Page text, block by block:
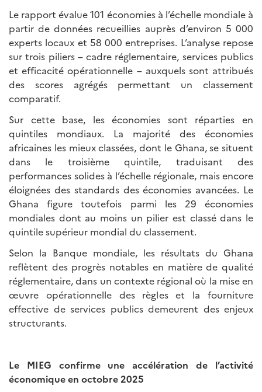
Le rapport évalue 101 économies à l’échelle mondiale à
partir de données recueillies auprès d’environ 5 000
experts locaux et 58 000 entreprises. L’analyse repose
sur trois piliers – cadre réglementaire, services publics
et efficacité opérationnelle – auxquels sont attribués
des scores agrégés permettant un classement
comparatif.
Sur cette base, les économies sont réparties en
quintiles mondiaux. La majorité des économies
africaines les mieux classées, dont le Ghana, se situent
dans le troisième quintile, traduisant des
performances solides à l’échelle régionale, mais encore
éloignées des standards des économies avancées. Le
Ghana figure toutefois parmi les 29 économies
mondiales dont au moins un pilier est classé dans le
quintile supérieur mondial du classement.
Selon la Banque mondiale, les résultats du Ghana
reflètent des progrès notables en matière de qualité
réglementaire, dans un contexte régional où la mise en
œuvre opérationnelle des règles et la fourniture
effective de services publics demeurent des enjeux
structurants.
Le MIEG confirme une accélération de l’activité
économique en octobre 2025